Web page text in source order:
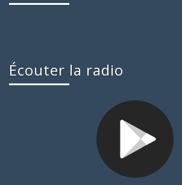
Écouter la radio